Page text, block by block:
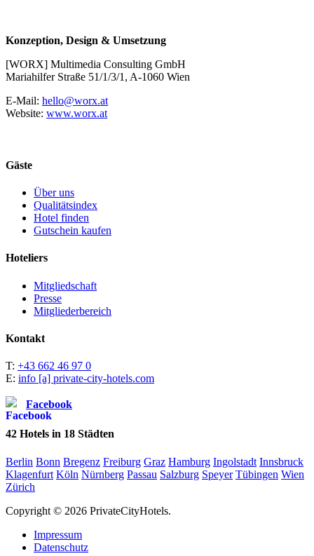
Konzeption, Design & Umsetzung
[WORX] Multimedia Consulting GmbH
Mariahilfer Straße 51/1/3/1, A-1060 Wien
E-Mail: hello@worx.at
Website: www.worx.at
Gäste
Über uns
Qualitätsindex
Hotel finden
Gutschein kaufen
Hoteliers
Mitgliedschaft
Presse
Mitgliederbereich
Kontakt
T: +43 662 46 97 0
E: info [a] private-city-hotels.com
Facebook
42 Hotels in 18 Städten
Berlin Bonn Bregenz Freiburg Graz Hamburg Ingolstadt Innsbruck
Klagenfurt Köln Nürnberg Passau Salzburg Speyer Tübingen Wien
Zürich
Copyright © 2026 PrivateCityHotels.
Impressum
Datenschutz